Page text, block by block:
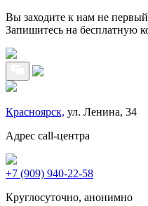
Вы заходите к нам не
Запишитесь на бесплатную
Красноярск, ул. Ленина, 34
Адрес call-центра
+7 (909) 940-22-58
Круглосуточно, анонимно